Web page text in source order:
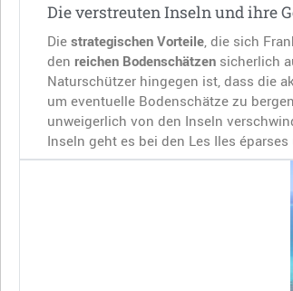
Die verstreuten Inseln und ihre
Die strategischen Vorteile, die sich
den reichen Bodenschätzen sicherlich
Naturschützer hingegen ist, dass die
um eventuelle Bodenschätze zu
unweigerlich von den Inseln
Inseln geht es bei den Les Iles